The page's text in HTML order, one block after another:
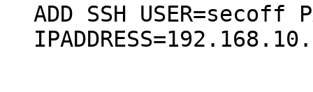
ADD SSH USER=secoff